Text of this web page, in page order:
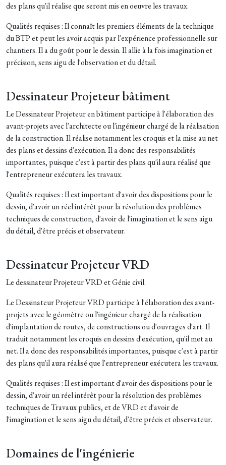
des plans qu'il réalise que seront mis en oeuvre les travaux.
Qualités requises : Il connaît les premiers éléments de la technique
du BTP et peut les avoir acquis par l'expérience professionnelle sur
chantiers. Il a du goût pour le dessin. Il allie à la fois imagination et
précision, sens aigu de l'observation et du détail.
Dessinateur Projeteur bâtiment
Le Dessinateur Projeteur en bâtiment participe à l'élaboration des
avant-projets avec l'architecte ou l'ingénieur chargé de la réalisation
de la construction. Il réalise notamment les croquis et la mise au net
des plans et dessins d'exécution. Il a donc des responsabilités
importantes, puisque c'est à partir des plans qu'il aura réalisé que
l'entrepreneur exécutera les travaux.
Qualités requises : Il est important d'avoir des dispositions pour le
dessin, d'avoir un réel intérêt pour la résolution des problèmes
techniques de construction, d'avoir de l'imagination et le sens aigu
du détail, d'être précis et observateur.
Dessinateur Projeteur VRD
Le dessinateur Projeteur VRD et Génie civil.
Le Dessinateur Projeteur VRD participe à l'élaboration des avant-
projets avec le géomètre ou l'ingénieur chargé de la réalisation
d'implantation de routes, de constructions ou d'ouvrages d'art. Il
traduit notamment les croquis en dessins d'exécution, qu'il met au
net. Il a donc des responsabilités importantes, puisque c'est à partir
des plans qu'il aura réalisé que l'entrepreneur exécutera les travaux.
Qualités requises : Il est important d'avoir des dispositions pour le
dessin, d'avoir un réel intérêt pour la résolution des problèmes
techniques de Travaux publics, et de VRD et d'avoir de
l'imagination et le sens aigu du détail, d'être précis et observateur.
Domaines de l'ingénierie